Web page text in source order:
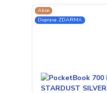
Akce
Doprava ZDARMA